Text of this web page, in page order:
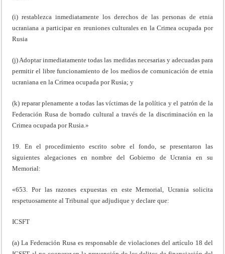
(i) restablezca inmediatamente los derechos de las personas de etnia
ucraniana a participar en reuniones culturales en la Crimea ocupada por
Rusia
(j) Adoptar inmediatamente todas las medidas necesarias y adecuadas para
permitir el libre funcionamiento de los medios de comunicación de etnia
ucraniana en la Crimea ocupada por Rusia; y
(k) reparar plenamente a todas las víctimas de la política y el patrón de la
Federación Rusa de borrado cultural a través de la discriminación en la
Crimea ocupada por Rusia.»
19. En el procedimiento escrito sobre el fondo, se presentaron las
siguientes alegaciones en nombre del Gobierno de Ucrania en su
Memorial:
«653. Por las razones expuestas en este Memorial, Ucrania solicita
respetuosamente al Tribunal que adjudique y declare que:
ICSFT
(a) La Federación Rusa es responsable de violaciones del artículo 18 del